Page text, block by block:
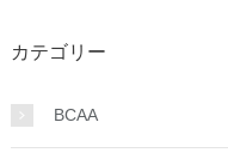
カテゴリー
BCAA